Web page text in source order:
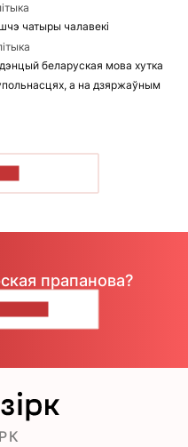
чатыры чалавекі
беларуская мова хутка
а на дзяржаўным
прапанова?